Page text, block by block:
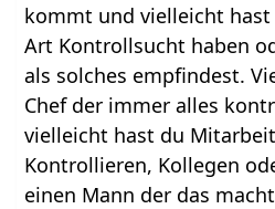
kommt und vielleicht
Art Kontrollsucht haben
als solches empfindest.
Chef der immer alles
vielleicht hast du
Kontrollieren, Kollegen
einen Mann der das